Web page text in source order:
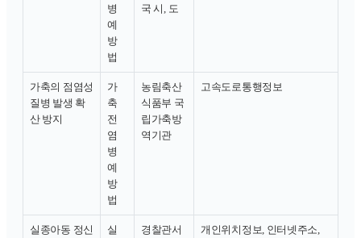
병
예
방
법
국 시, 도
가축의 점염성
질병 발생 확
산 방지
가
축
전
염
병
예
방
법
농림축산
식품부 국
립가축방
역기관
고속도로통행정보
실종아동 정신
실
경찰관서
개인위치정보, 인터넷주소,